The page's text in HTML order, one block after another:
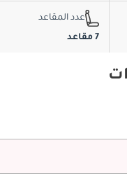
عدد المقاعد
7 مقاعد